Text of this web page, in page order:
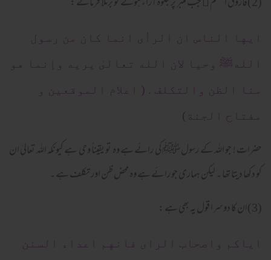
ايها الناس ان الرأى انما كان من رسول
اللهﷺ وحيا لان الله تعالىٰ يريه وإنما هو
منا الظن والتكلف . ( اعلام الموقعين و
مفتاح الجنة)
حضرات ! جو اللہ کے رسول ﷺ کی رائے ہے وہ تو یقیناً وحی ہے کیونکہ اللہ تعالیٰ ان
کو دکھا دیتا تھا ۔ لیکن ہماری جو رائے ہے وہ محض ظن اور تکلف ہے ۔
(3)ان کا دوسرا قول یہ بھی ہے :
اياكم واصحاب الراى فانهم اعداء السنن